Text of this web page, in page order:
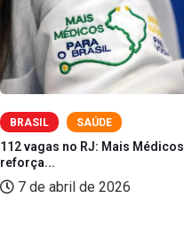
BRASIL SAÚDE
112 vagas no RJ: Mais Médicos
reforça...
7 de abril de 2026